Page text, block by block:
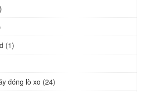
(1)
đóng lò xo (24)